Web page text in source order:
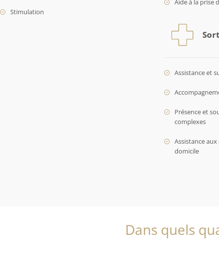
Stimulation
Aide à la prise
Assistance et
Présence et
complexes
Assistance
domicile
Dans quels